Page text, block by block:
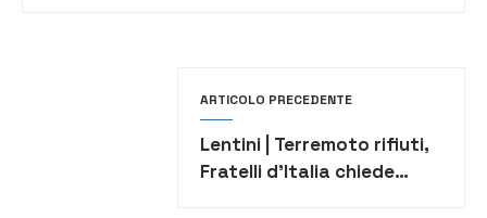
ARTICOLO PRECEDENTE
Lentini | Terremoto rifiuti,
Fratelli d’Italia chiede